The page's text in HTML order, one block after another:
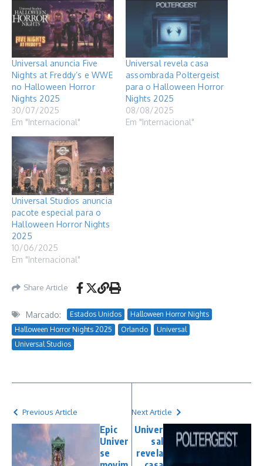
Universal anuncia Five
Nights at Freddy’s e WWE
no Halloween Horror
Nights 2025
30/07/2025
Em "Internacional"
Universal revela casa
assombrada Poltergeist
para o Halloween Horror
Nights 2025
08/08/2025
Em "Internacional"
Universal Studios anuncia
pacote especial para o
Halloween Horror Nights
2025
10/06/2025
Em "Internacional"
Share Article
Marcado: Estados Unidos
Halloween Horror Nights
Halloween Horror Nights 2025
Orlando
Universal
Universal Studios
Previous Article
Epic
Univer
se
Next Article
Univer
sal
revela